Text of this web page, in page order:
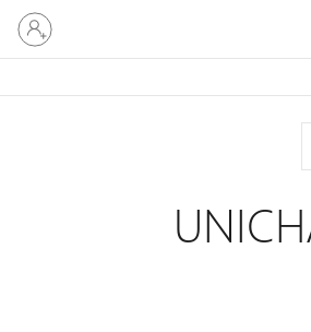
تسجيل
الدخول
إلى